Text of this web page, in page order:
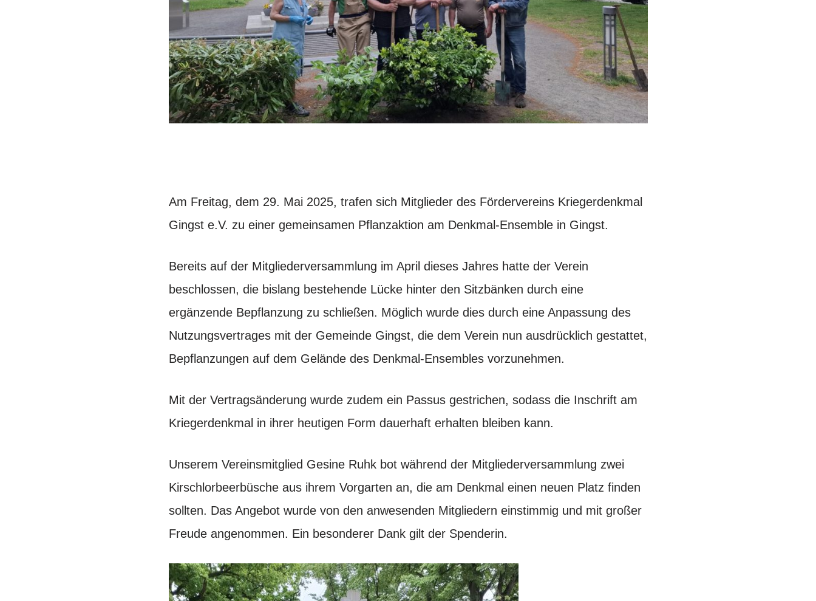
Am Freitag, dem 29. Mai 2025, trafen sich Mitglieder des Fördervereins Kriegerdenkmal
Gingst e.V. zu einer gemeinsamen Pflanzaktion am Denkmal-Ensemble in Gingst.
Bereits auf der Mitgliederversammlung im April dieses Jahres hatte der Verein
beschlossen, die bislang bestehende Lücke hinter den Sitzbänken durch eine
ergänzende Bepflanzung zu schließen. Möglich wurde dies durch eine Anpassung des
Nutzungsvertrages mit der Gemeinde Gingst, die dem Verein nun ausdrücklich gestattet,
Bepflanzungen auf dem Gelände des Denkmal-Ensembles vorzunehmen.
Mit der Vertragsänderung wurde zudem ein Passus gestrichen, sodass die Inschrift am
Kriegerdenkmal in ihrer heutigen Form dauerhaft erhalten bleiben kann.
Unserem Vereinsmitglied Gesine Ruhk bot während der Mitgliederversammlung zwei
Kirschlorbeerbüsche aus ihrem Vorgarten an, die am Denkmal einen neuen Platz finden
sollten. Das Angebot wurde von den anwesenden Mitgliedern einstimmig und mit großer
Freude angenommen. Ein besonderer Dank gilt der Spenderin.